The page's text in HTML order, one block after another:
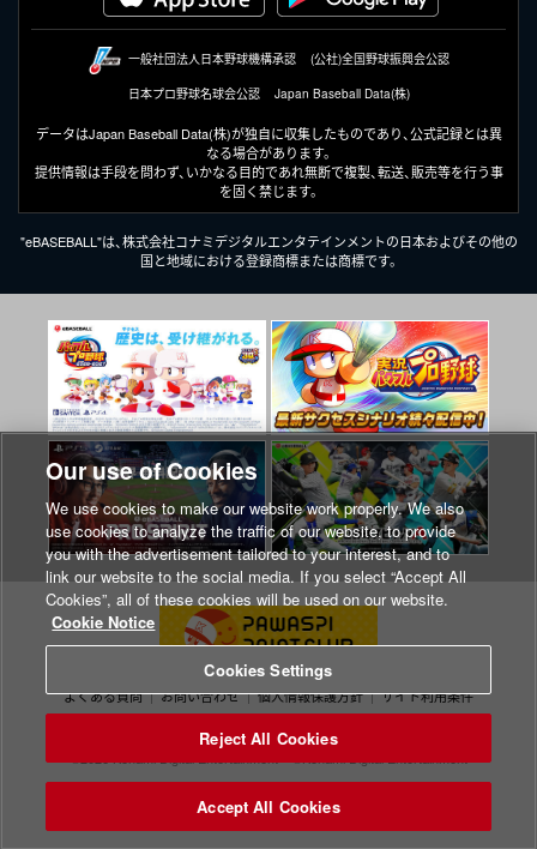
一般社団法人日本野球機構承認 (公社)全国野球振興会公認
日本プロ野球名球会公認 Japan Baseball Data(株)
データはJapan Baseball Data(株)が独自に収集したものであり、公式記録とは異
なる場合があります。
提供情報は手段を問わず、いかなる目的であれ無断で複製、転送、販売等を行う事
を固く禁じます。
"eBASEBALL"は、株式会社コナミデジタルエンタテインメントの日本およびその他の
国と地域における登録商標または商標です。
よくある質問 お問い合わせ 個人情報保護方針
サイト利用条件
Cookies Settings
Our use of Cookies
We use cookies to make our website work properly. We also
use cookies to analyze the traffic of our website, to provide
you with the advertisement tailored to your interest, and to
link our website to the social media. If you select “Accept All
Cookies”, all of these cookies will be used on our website.
Cookie Notice
Cookies Settings
Reject All Cookies
Accept All Cookies